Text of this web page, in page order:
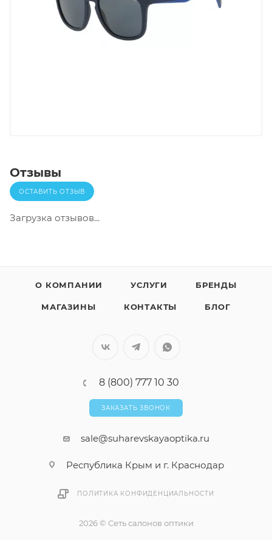
Отзывы
ОСТАВИТЬ ОТЗЫВ
Загрузка отзывов...
О КОМПАНИИ УСЛУГИ БРЕНДЫ
МАГАЗИНЫ КОНТАКТЫ БЛОГ
8 (800) 777 10 30
ЗАКАЗАТЬ ЗВОНОК
sale@suharevskayaoptika.ru
Республика Крым и г. Краснодар
ПОЛИТИКА КОНФИДЕНЦИАЛЬНОСТИ
2026 © Сеть салонов оптики